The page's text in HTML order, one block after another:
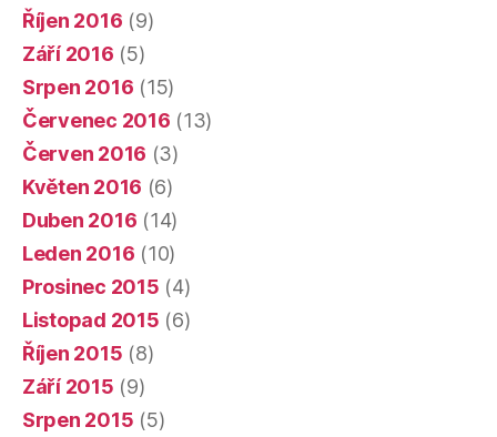
Říjen 2016 (9)
Září 2016 (5)
Srpen 2016 (15)
Červenec 2016 (13)
Červen 2016 (3)
Květen 2016 (6)
Duben 2016 (14)
Leden 2016 (10)
Prosinec 2015 (4)
Listopad 2015 (6)
Říjen 2015 (8)
Září 2015 (9)
Srpen 2015 (5)